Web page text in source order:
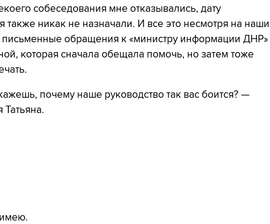
собеседования мне отказывались, дату
также никак не назначали. И все это несмотря на наши
обращения к «министру информации ДНР»
которая сначала обещала помочь, но затем тоже
почему наше руководство так вас боится? —